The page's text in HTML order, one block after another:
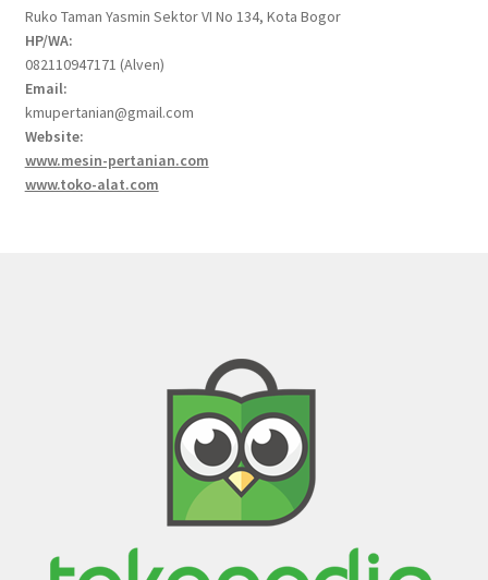
Ruko Taman Yasmin Sektor VI No 134, Kota Bogor
HP/WA:
082110947171 (Alven)
Email:
kmupertanian@gmail.com
Website:
www.mesin-pertanian.com
www.toko-alat.com